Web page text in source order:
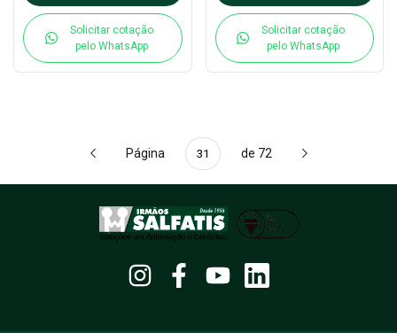
Solicitar cotação
pelo WhatsApp
Solicitar cotação
pelo WhatsApp
Página de 72